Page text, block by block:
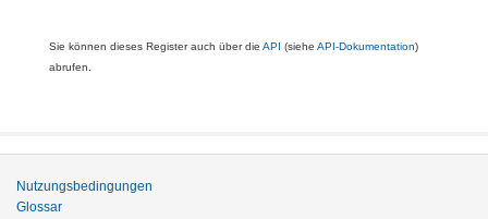
Sie können dieses Register auch über die API (siehe API-Dokumentation)
abrufen.
Nutzungsbedingungen
Glossar